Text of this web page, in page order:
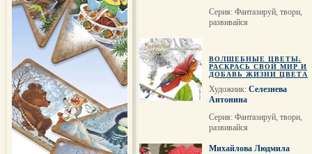
Серия: Фантазируй, твори,
развивайся
ВОЛШЕБНЫЕ ЦВЕТЫ.
РАСКРАСЬ СВОЙ МИР И
ДОБАВЬ ЖИЗНИ ЦВЕТА
Художник: Селезнева
Антонина
Серия: Фантазируй, твори,
развивайся
Михайлова Людмила